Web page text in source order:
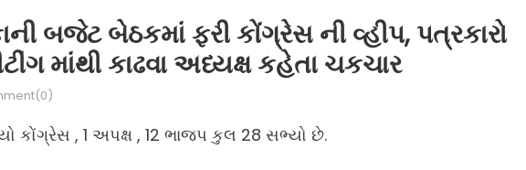
બજેટ બેઠકમાં ફરી કોંગ્રેસ ની વ્હીપ, પત્રકારો
માંથી કાઢવા અધ્યક્ષ કહેતા ચકચાર
કોંગ્રેસ , 1 અપક્ષ , 12 ભાજપ કુલ 28 સભ્યો છે.